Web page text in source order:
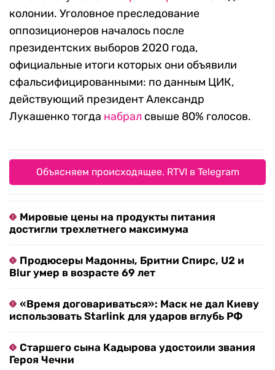
колонии. Уголовное преследование
оппозиционеров началось после
президентских выборов 2020 года,
официальные итоги которых они объявили
сфальсифицированными: по данным ЦИК,
действующий президент Александр
Лукашенко тогда набрал свыше 80% голосов.
Объясняем происходящее. RTVI в Telegram
Мировые цены на продукты питания
достигли трехлетнего максимума
Продюсеры Мадонны, Бритни Спирс, U2 и
Blur умер в возрасте 69 лет
«Время договариваться»: Маск не дал Киеву
использовать Starlink для ударов вглубь РФ
Старшего сына Кадырова удостоили звания
Героя Чечни